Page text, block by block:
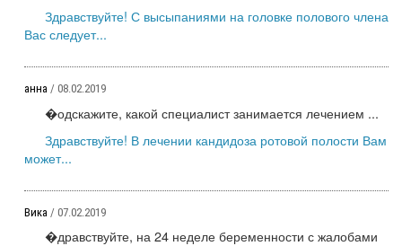
Здравствуйте! С высыпаниями на головке полового члена
Вас следует...
анна / 08.02.2019
�одскажите, какой специалист занимается лечением ...
Здравствуйте! В лечении кандидоза ротовой полости Вам
может...
Вика / 07.02.2019
�дравствуйте, на 24 неделе беременности с жалобами